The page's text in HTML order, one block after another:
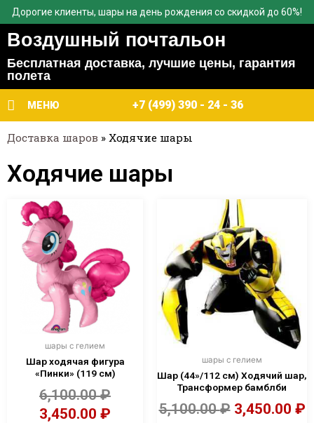
Дорогие клиенты, шары на день рождения со скидкой до 60%!
Воздушный почтальон
Бесплатная доставка, лучшие цены, гарантия
полета
МЕНЮ +7 (499) 390 - 24 - 36
Доставка шаров » Ходячие шары
Ходячие шары
шары с гелием
Шар ходячая фигура
«Пинки» (119 см)
6,100.00₽
3,450.00 ₽
шары с гелием
Шар (44»/112 см) Ходячий шар,
Трансформер бамблби
5,100.00₽ 3,450.00 ₽